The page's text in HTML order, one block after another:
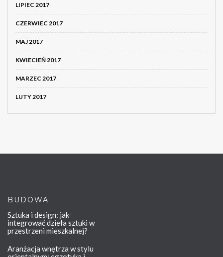
LIPIEC 2017
CZERWIEC 2017
MAJ 2017
KWIECIEŃ 2017
MARZEC 2017
LUTY 2017
BUDOWA
Sztuka i design: jak
integrować dzieła sztuki w
przestrzeni mieszkalnej?
Aranżacja wnętrza w stylu